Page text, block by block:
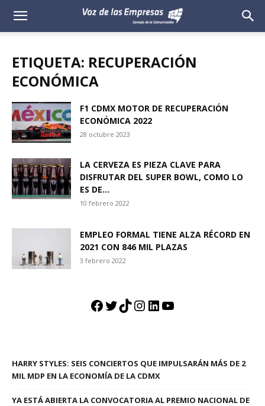
Voz
Empresas
ETIQUETA: RECUPERACIÓN
ECONÓMICA
F1 CDMX MOTOR DE RECUPERACIÓN
ECONÓMICA 2022
28 octubre 2023
LA CERVEZA ES PIEZA CLAVE PARA
DISFRUTAR DEL SUPER BOWL, COMO LO
ES DE...
10 febrero 2022
EMPLEO FORMAL TIENE ALZA RÉCORD EN
2021 CON 846 MIL PLAZAS
3 febrero 2022
Facebook
Twitter
TikTok
Instagram
LinkedIn
YouTube
HARRY STYLES: SEIS CONCIERTOS QUE IMPULSARÁN MÁS DE 2
MIL MDP EN LA ECONOMÍA DE LA CDMX
YA ESTÁ ABIERTA LA CONVOCATORIA AL PREMIO NACIONAL DE